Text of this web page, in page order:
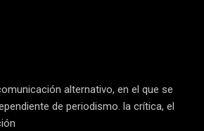
alternativo, en el que se
de periodismo. la crítica, el